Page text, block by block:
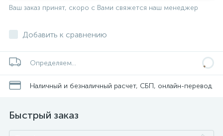
Ваш заказ принят, скоро с Вами свяжется наш менеджер
Добавить к сравнению
Определяем...
Наличный и безналичный расчет, СБП, онлайн-перевод
Быстрый заказ